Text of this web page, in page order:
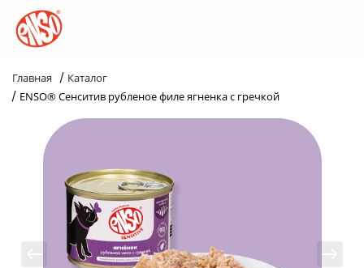
Главная / Каталог
/ ENSO® Сенситив рубленое филе ягненка с гречкой